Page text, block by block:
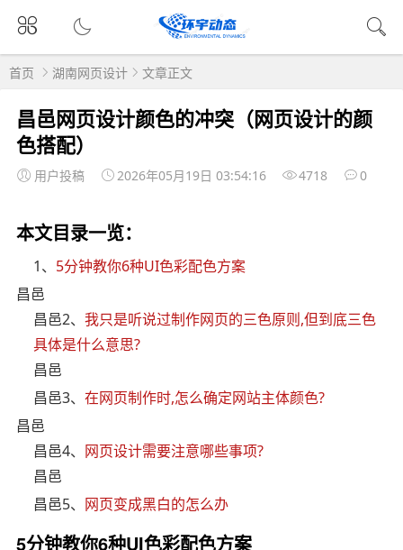
首页 湖南网页设计 文章正文
昌邑网页设计颜色的冲突（网页设计的颜
色搭配）
用户投稿 2026年05月19日 03:54:16 4718 0
本文目录一览：
1、 5分钟教你6种UI色彩配色方案
昌邑
昌邑2、我只是听说过制作网页的三色原则,但到底三色
具体是什么意思?
昌邑
昌邑3、在网页制作时,怎么确定网站主体颜色?
昌邑
昌邑4、 网页设计需要注意哪些事项?
昌邑
昌邑5、 网页变成黑白的怎么办
5分钟教你6种UI色彩配色方案